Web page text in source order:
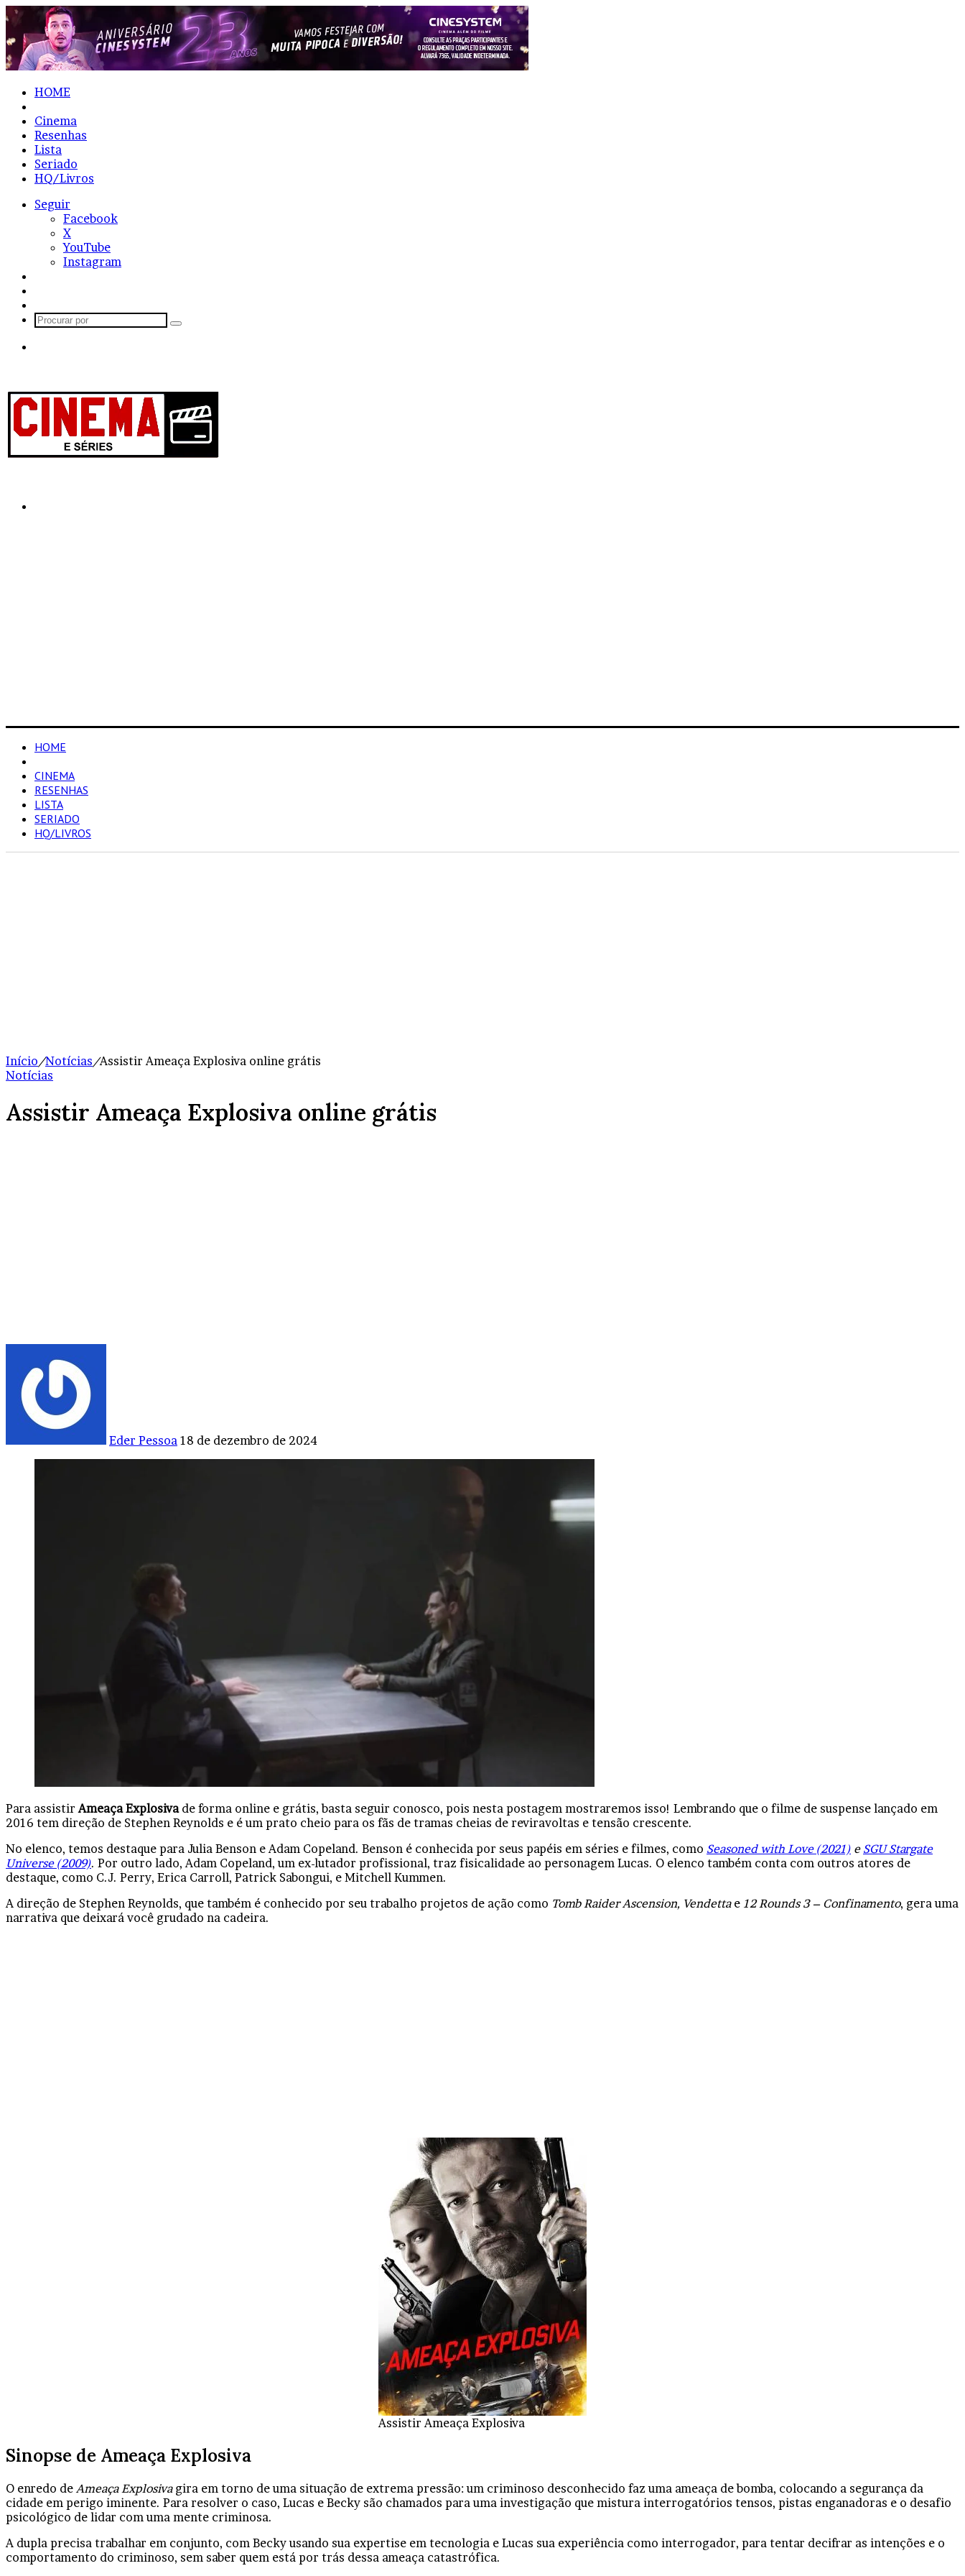
HOME
Cinema
Resenhas
Lista
Seriado
HQ/Livros
Seguir
Facebook
X
YouTube
Instagram
Lateral
Procurar
HOME
CINEMA
RESENHAS
LISTA
SERIADO
HQ/LIVROS
Início/Notícias/Assistir Ameaça Explosiva online grátis
Notícias
Assistir Ameaça Explosiva online grátis
Eder Pessoa 18 de dezembro de 2024
Facebook
X
Linkedin
Tumblr
Pinterest
Reddit
VK
OK
Pocket
Para assistir Ameaça Explosivade forma online e grátis, basta seguir conosco, pois nesta postagem mostraremos isso! Lembrando que o filme de suspense lançado em
2016 tem direção de Stephen Reynolds e é um prato cheio para os fãs de tramas cheias de reviravoltas e tensão crescente.
No elenco, temos destaque para Julia Benson e Adam Copeland. Benson é conhecida por seus papéis em séries e filmes, como Seasoned with Love (2021) e SGU Stargate
Universe (2009). Por outro lado, Adam Copeland, um ex-lutador profissional, traz fisicalidade ao personagem Lucas. O elenco também conta com outros atores de
destaque, como C.J. Perry, Erica Carroll, Patrick Sabongui, e Mitchell Kummen.
A direção de Stephen Reynolds, que também é conhecido por seu trabalho projetos de ação como Tomb Raider Ascension, Vendettae 12 Rounds 3 – Confinamento, gera uma
narrativa que deixará você grudado na cadeira.
Assistir Ameaça Explosiva
Sinopse de Ameaça Explosiva
O enredo de Ameaça Explosivagira em torno de uma situação de extrema pressão: um criminoso desconhecido faz uma ameaça de bomba, colocando a segurança da
cidade em perigo iminente. Para resolver o caso, Lucas e Becky são chamados para uma investigação que mistura interrogatórios tensos, pistas enganadoras e o desafio
psicológico de lidar com uma mente criminosa.
A dupla precisa trabalhar em conjunto, com Becky usando sua expertise em tecnologia e Lucas sua experiência como interrogador, para tentar decifrar as intenções e o
comportamento do criminoso, sem saber quem está por trás dessa ameaça catastrófica.